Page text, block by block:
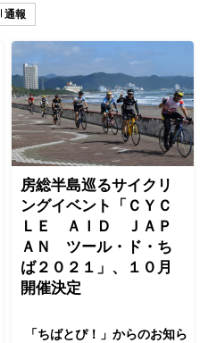
通報
房総半島巡るサイクリ
ングイベント「ＣＹＣ
ＬＥ ＡＩＤ ＪＡＰ
ＡＮ ツール・ド・ち
ば２０２１」、１０⽉
開催決定
「ちばとぴ！」からのお知ら